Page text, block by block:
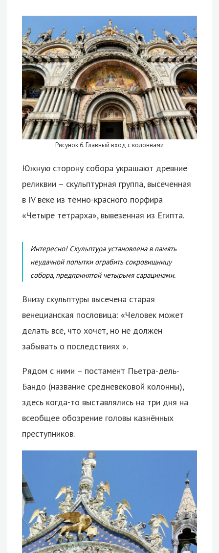
Рисунок 6. Главный вход с колоннами
Южную сторону собора украшают древние
реликвии – скульптурная группа, высеченная
в IV веке из тёмно-красного порфира
«Четыре тетрарха», вывезенная из Египта.
Интересно! Скульптура установлена в память
неудачной попытки ограбить сокровищницу
собора, предпринятой четырьмя сарацинами.
Внизу скульптуры высечена старая
венецианская пословица: «Человек может
делать всё, что хочет, но не должен
забывать о последствиях ».
Рядом с ними – постамент Пьетра-дель-
Бандо (название средневековой колонны),
здесь когда-то выставлялись на три дня на
всеобщее обозрение головы казнённых
преступников.